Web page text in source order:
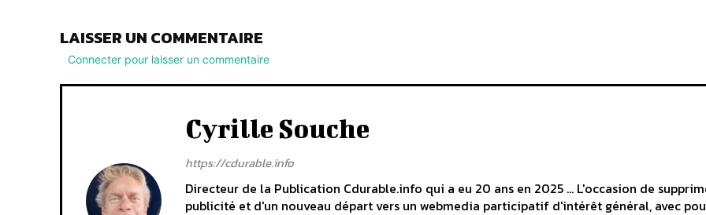
LAISSER UN COMMENTAIRE
Connecter pour laisser un commentaire
Cyrille Souche
https://cdurable.info
Directeur de la Publication Cdurable.info qui a eu 20 ans en 2025 ... L'occasion de
publicité et d'un nouveau départ vers un webmedia participatif d'intérêt général, avec